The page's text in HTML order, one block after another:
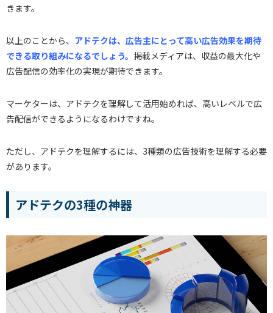
きます。
以上のことから、 アドテクは、広告主にとって高い広告効果を期待
できる取り組みになるでしょう。 掲載メディアは、収益の最大化や
広告配信の効率化の実現が期待できます。
マーケターは、アドテクを理解して活用始めれば、高いレベルで広
告配信ができるようになるわけですね。
ただし、アドテクを理解するには、3種類の広告技術を理解する必要
があります。
アドテクの3種の神器